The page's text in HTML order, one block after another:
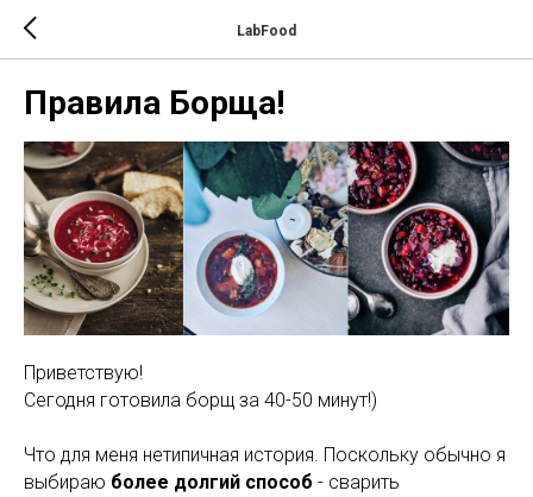
LabFood
Правила Борща!
Приветствую!
Сегодня готовила борщ за 40-50 минут!)
Что для меня нетипичная история. Поскольку обычно я
выбираю более долгий способ - сварить